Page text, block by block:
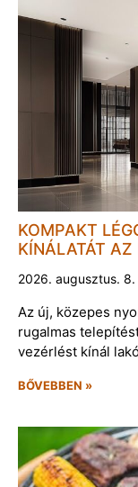
KOMPAKT
KÍNÁLATÁT AZ
2026. augusztus. 8.
Az új, közepes
rugalmas
vezérlést kínál
BŐVEBBEN »